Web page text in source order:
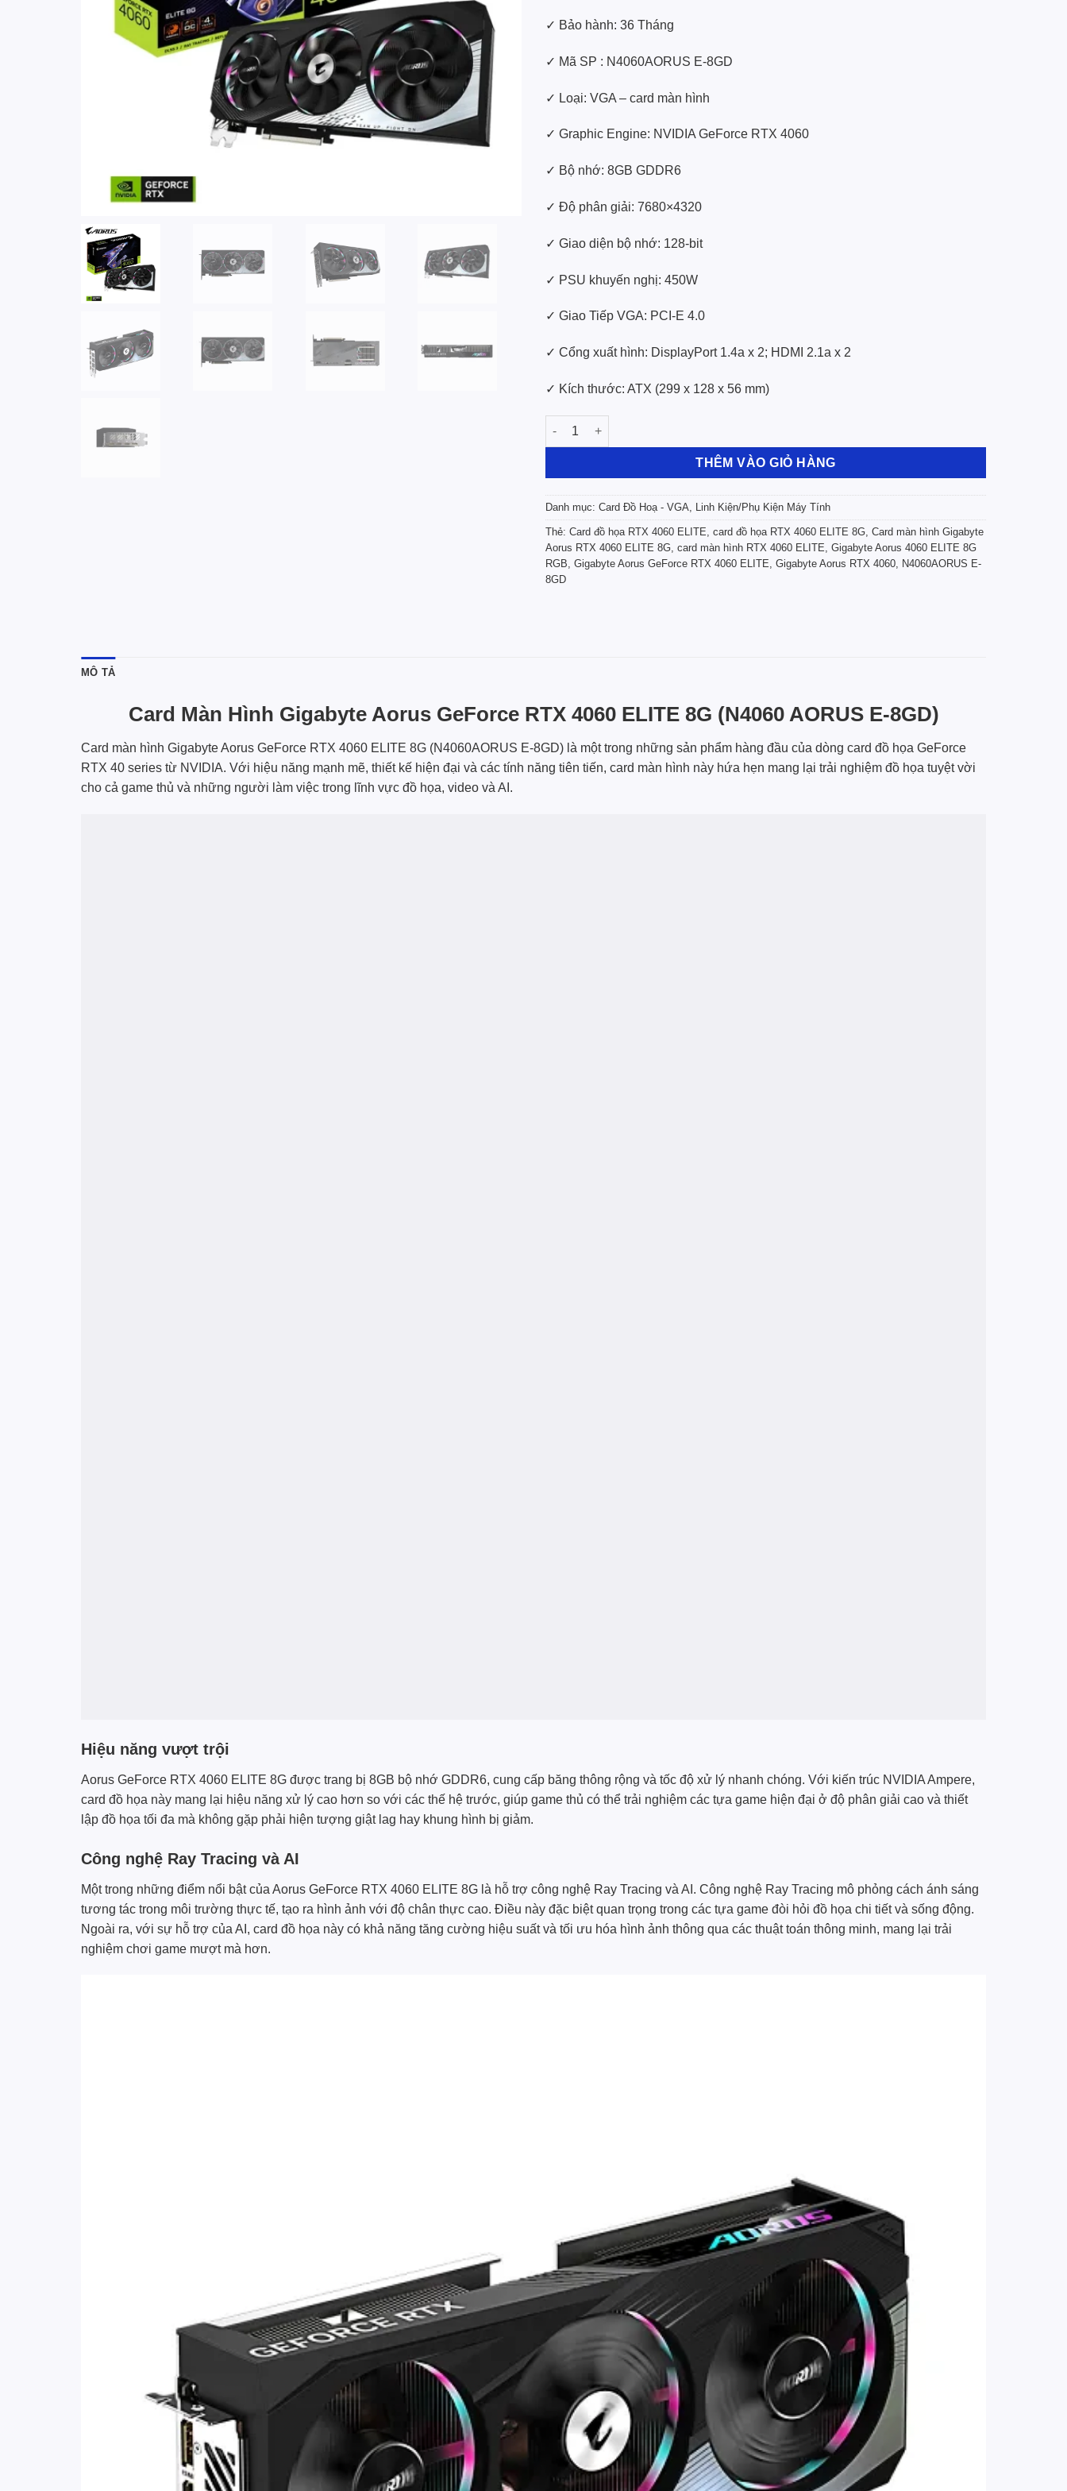
✓ Bảo hành: 36 Tháng
✓ Mã SP : N4060AORUS E-8GD
✓ Loại: VGA – card màn hình
✓ Graphic Engine: NVIDIA GeForce RTX 4060
✓ Bộ nhớ: 8GB GDDR6
✓ Độ phân giải: 7680×4320
✓ Giao diện bộ nhớ: 128-bit
✓ PSU khuyến nghị: 450W
✓ Giao Tiếp VGA: PCI-E 4.0
✓ Cổng xuất hình: DisplayPort 1.4a x 2; HDMI 2.1a x 2
✓ Kích thước: ATX (299 x 128 x 56 mm)
Card Màn Hình Gigabyte Aorus GeForce RTX 4060 ELITE 8G (N4060 AORUS E-8GD) số lượng
THÊM VÀO GIỎ HÀNG
Danh mục: Card Đồ Hoạ - VGA Linh Kiện/Phụ Kiện Máy Tính
Thẻ: Card đồ họa RTX 4060 ELITE card đồ họa RTX 4060 ELITE 8G Card màn hình Gigabyte
Aorus RTX 4060 ELITE 8G card màn hình RTX 4060 ELITE Gigabyte Aorus 4060 ELITE 8G
RGB Gigabyte Aorus GeForce RTX 4060 ELITE Gigabyte Aorus RTX 4060 N4060AORUS E-
8GD
MÔ TẢ
Card Màn Hình Gigabyte Aorus GeForce RTX 4060 ELITE 8G (N4060 AORUS E-8GD)
Card màn hình Gigabyte Aorus GeForce RTX 4060 ELITE 8G (N4060AORUS E-8GD) là một trong những sản phẩm hàng đầu của dòng card đồ họa GeForce
RTX 40 series từ NVIDIA. Với hiệu năng mạnh mẽ, thiết kế hiện đại và các tính năng tiên tiến, card màn hình này hứa hẹn mang lại trải nghiệm đồ họa tuyệt vời
cho cả game thủ và những người làm việc trong lĩnh vực đồ họa, video và AI.
Hiệu năng vượt trội
Aorus GeForce RTX 4060 ELITE 8G được trang bị 8GB bộ nhớ GDDR6, cung cấp băng thông rộng và tốc độ xử lý nhanh chóng. Với kiến trúc NVIDIA Ampere,
card đồ họa này mang lại hiệu năng xử lý cao hơn so với các thế hệ trước, giúp game thủ có thể trải nghiệm các tựa game hiện đại ở độ phân giải cao và thiết
lập đồ họa tối đa mà không gặp phải hiện tượng giật lag hay khung hình bị giảm.
Công nghệ Ray Tracing và AI
Một trong những điểm nổi bật của Aorus GeForce RTX 4060 ELITE 8G là hỗ trợ công nghệ Ray Tracing và AI. Công nghệ Ray Tracing mô phỏng cách ánh sáng
tương tác trong môi trường thực tế, tạo ra hình ảnh với độ chân thực cao. Điều này đặc biệt quan trọng trong các tựa game đòi hỏi đồ họa chi tiết và sống động.
Ngoài ra, với sự hỗ trợ của AI, card đồ họa này có khả năng tăng cường hiệu suất và tối ưu hóa hình ảnh thông qua các thuật toán thông minh, mang lại trải
nghiệm chơi game mượt mà hơn.